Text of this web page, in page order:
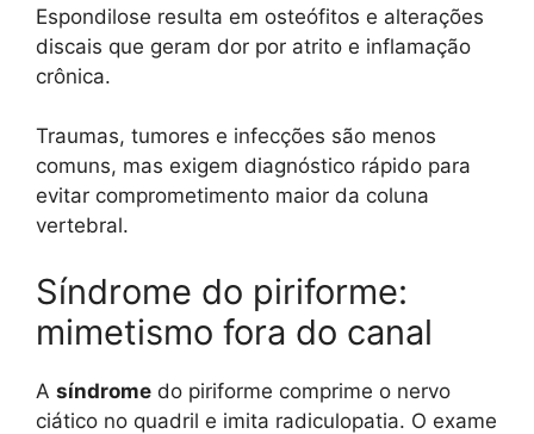
Espondilose resulta em osteófitos e alterações
discais que geram dor por atrito e inflamação
crônica.
Traumas, tumores e infecções são menos
comuns, mas exigem diagnóstico rápido para
evitar comprometimento maior da coluna
vertebral.
Síndrome do piriforme:
mimetismo fora do canal
A síndrome do piriforme comprime o nervo
ciático no quadril e imita radiculopatia. O exame